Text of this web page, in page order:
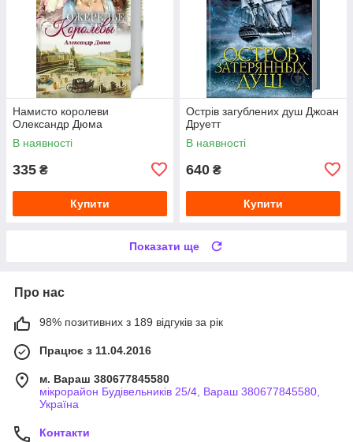
Намисто королеви
Олександр Дюма
В наявності
335 ₴
Купити
Острів загублених душ Джоан
Друетт
В наявності
640 ₴
Купити
Показати ще
Про нас
98% позитивних з 189 відгуків за рік
Працює з 11.04.2016
м. Вараш 380677845580
мікрорайон Будівельників 25/4, Вараш 380677845580,
Україна
Контакти